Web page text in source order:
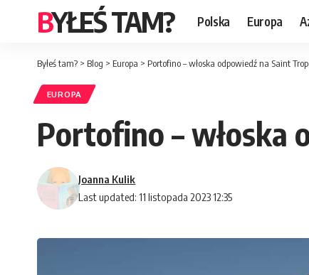
BYŁEŚ TAM? Polska Europa
Byłeś tam? > Blog > Europa > Portofino – włoska odpowiedź na Saint
EUROPA
Portofino – włoska
Last updated: 11 listopada 2023 12:35
Joanna Kulik